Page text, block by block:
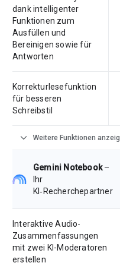
dank intelligenter
Funktionen zum
Ausfüllen und
Bereinigen sowie für
Antworten
Korrekturlesefunktion
für besseren
Schreibstil
expand_more Weitere Funktionen
Gemini Notebook–
Ihr
KI‑Recherchepartner
Interaktive Audio-
Zusammenfassungen
mit zwei KI-Moderatoren
erstellen